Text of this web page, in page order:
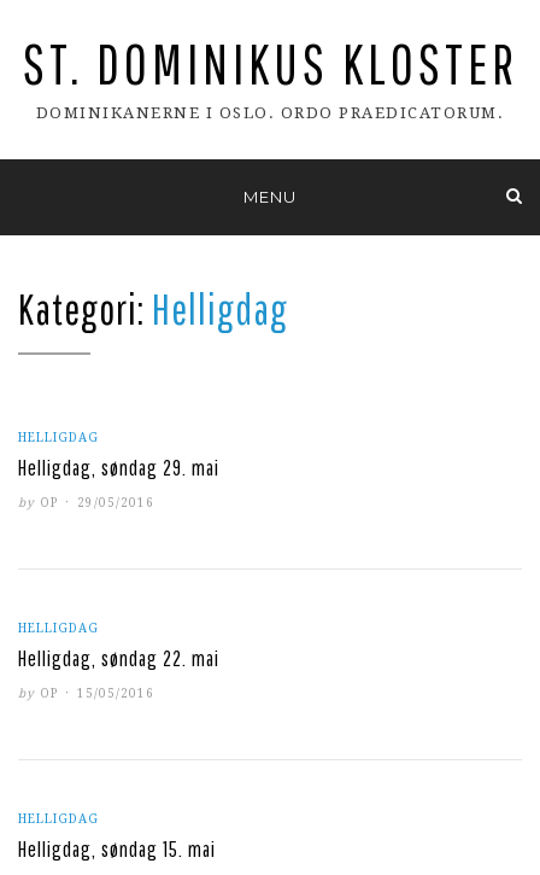
ST. DOMINIKUS KLOSTER
DOMINIKANERNE I OSLO. ORDO PRAEDICATORUM.
content
MENU
Kategori: Helligdag
HELLIGDAG
Helligdag, søndag 29. mai
by OP
POSTED
29/05/2016
HELLIGDAG
Helligdag, søndag 22. mai
by OP
POSTED
15/05/2016
HELLIGDAG
Helligdag, søndag 15. mai